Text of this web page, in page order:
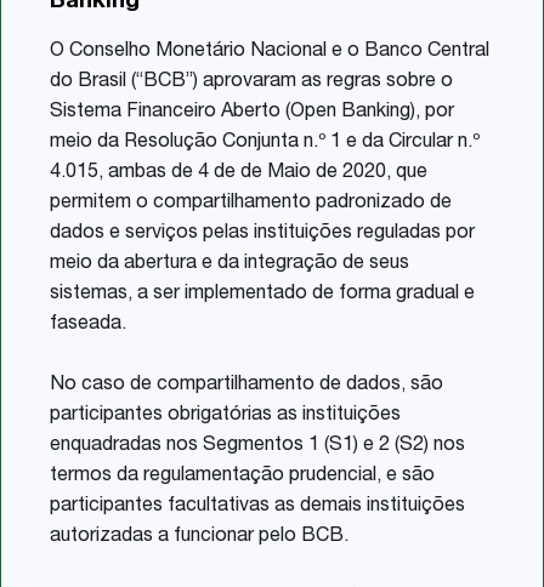
O Conselho Monetário Nacional e o Banco Central
do Brasil (“BCB”) aprovaram as regras sobre o
Sistema Financeiro Aberto (Open Banking), por
meio da Resolução Conjunta n.º 1 e da Circular n.º
4.015, ambas de 4 de de Maio de 2020, que
permitem o compartilhamento padronizado de
dados e serviços pelas instituições reguladas por
meio da abertura e da integração de seus
sistemas, a ser implementado de forma gradual e
faseada.
No caso de compartilhamento de dados, são
participantes obrigatórias as instituições
enquadradas nos Segmentos 1 (S1) e 2 (S2) nos
termos da regulamentação prudencial, e são
participantes facultativas as demais instituições
autorizadas a funcionar pelo BCB.